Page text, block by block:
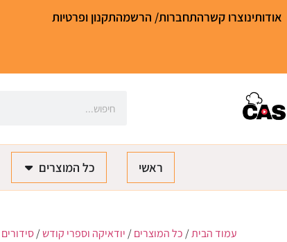
אודותינוצרו קשרהתחברות/ הרשמהתקנון ופרטיות
ראשי כל המוצרים
עמוד הבית/כל המוצרים/יודאיקה וספרי קודש/סידורים